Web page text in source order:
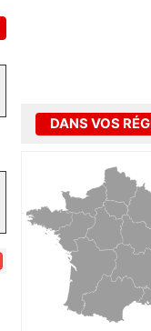
DANS VOS